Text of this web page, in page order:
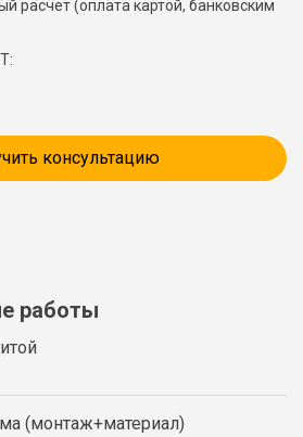
расчет (оплата картой, банковским
консультацию
работы
(монтаж+материал)